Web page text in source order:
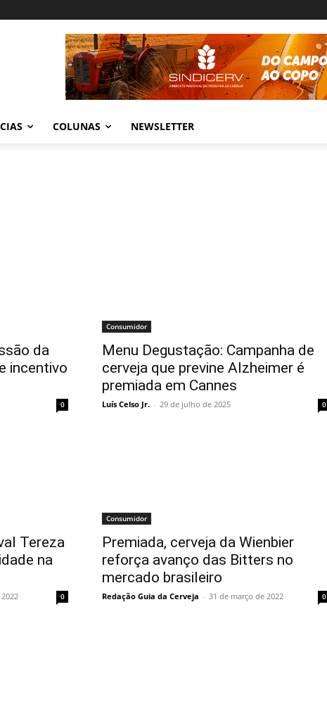
COLUNAS NEWSLETTER
da
incentivo
0
Consumidor
Menu Degustação: Campanha de
cerveja que previne Alzheimer é
premiada em Cannes
Luís Celso Jr. - 29 de julho de 2025 0
Tereza
na
0
Consumidor
Premiada, cerveja da Wienbier
reforça avanço das Bitters no
mercado brasileiro
Redação Guia da Cerveja - 31 de março de 2022 0